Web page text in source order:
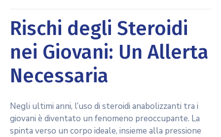
Rischi degli Steroidi
nei Giovani: Un Allerta
Necessaria
Negli ultimi anni, l’uso di steroidi anabolizzanti tra i
giovani è diventato un fenomeno preoccupante. La
spinta verso un corpo ideale, insieme alla pressione